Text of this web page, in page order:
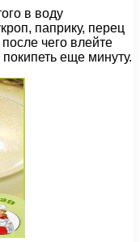
в воду
паприку, перец
чего влейте
еще минуту.